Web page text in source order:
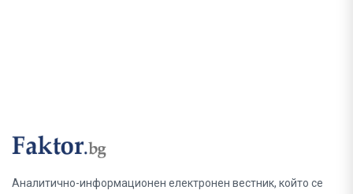
Аналитично-информационен електронен вестник, който се